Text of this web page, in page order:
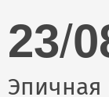
23/
Эпичная